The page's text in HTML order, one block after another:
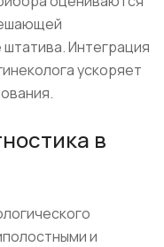
Интеграция
ускоряет
в
и